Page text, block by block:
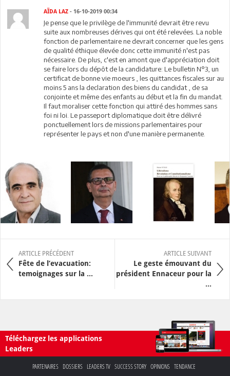
AÏDA LAZ - 16-10-2019 00:34
Je pense que le privilège de l'immunité devrait être revu
suite aux nombreuses dérives qui ont été relevées. La noble
fonction de parlementaire ne devrait concerner que les gens
de qualité éthique élevée donc cette immunité n'est pas
nécessaire. De plus, c'est en amont que d'appréciation doit
se faire lors du dépôt de la candidature: Le bulletin N°3, un
certificat de bonne vie moeurs , les quittances fiscales sur au
moins 5 ans la declaration des biens du candidat , de sa
conjointe et même des enfants au début et la fin du mandat.
Il faut moraliser cette fonction qui attiré des hommes sans
foi ni loi. Le passeport diplomatique doit être délivré
ponctuellement lors de missions parlementaires pour
représenter le pays et non d'une manière permanente.
ARTICLE PRÉCÉDENT
Fête de l’evacuation:
temoignages sur la ...
ARTICLE SUIVANT
Le geste émouvant du
président Ennaceur pour la
...
Téléchargez les applications
Leaders
PARTENAIRES DOSSIERS LEADERS TV SUCCESS STORY OPINIONS TENDANCE